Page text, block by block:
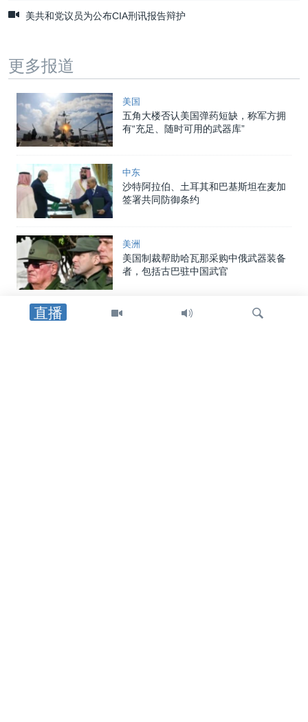
直播
美共和党议员为公布CIA刑讯报告辩护
更多报道
美国
五角大楼否认美国弹药短缺，称军方拥
有“充足、随时可用的武器库”
中东
沙特阿拉伯、土耳其和巴基斯坦在麦加
签署共同防御条约
美洲
美国制裁帮助哈瓦那采购中俄武器装备
者，包括古巴驻中国武官